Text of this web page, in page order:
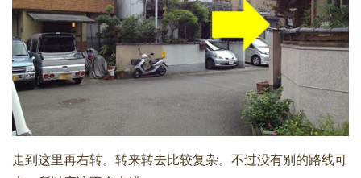
走到这里再右转。转来转去比较复杂。不过没有别的路线可